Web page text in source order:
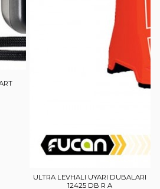
ULTRA LEVHALI UYARI DUBALARI
12425 DB R A